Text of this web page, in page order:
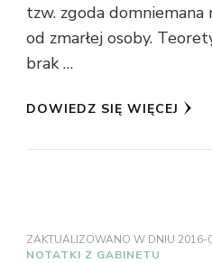
tzw. zgoda
od zmarłej osoby.
brak …
DOWIEDZ SIĘ WIĘCEJ
ZAKTUALIZOWANO W DNIU 2016-
NOTATKI Z GABINETU